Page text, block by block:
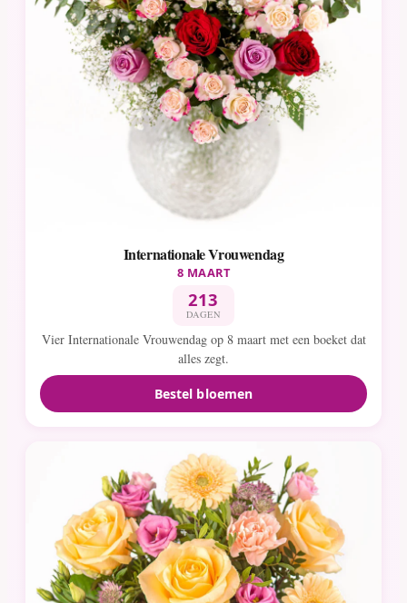
Internationale Vrouwendag
8 MAART
213
DAGEN
Vier Internationale Vrouwendag op 8 maart met een boeket dat
alles zegt.
Bestel bloemen